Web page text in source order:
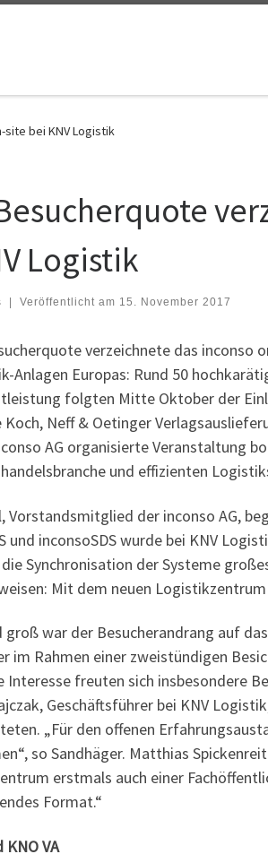
bei KNV Logistik
Logistik
Veröffentlicht am 15. November 2017
verzeichnete das
Anlagen Europas: Rund 50
folgten Mitte Oktober der
Koch, Neff & Oetinger
AG organisierte Veranstaltung
und effizienten
Vorstandsmitglied der inconso AG,
und inconsoSDS wurde bei KNV
Synchronisation der Systeme
Mit dem neuen
groß war der Besucherandrang auf
im Rahmen einer zweistündigen
Interesse freuten sich insbesondere
Geschäftsführer bei KNV
„Für den offenen
so Sandhäger. Matthias
erstmals auch einer
Format.“
KNO VA